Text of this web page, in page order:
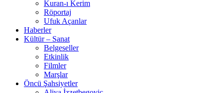
Kuran-ı Kerim
Röportaj
Ufuk Açanlar
Haberler
Kültür – Sanat
Belgeseller
Etkinlik
Filmler
Marşlar
Öncü Şahsiyetler